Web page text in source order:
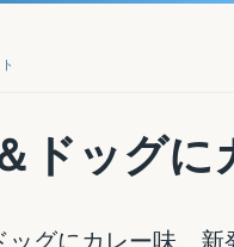
ドッグに